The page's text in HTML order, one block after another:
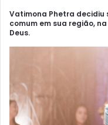
Vatimona Phetra decidiu
comum em sua região,
Deus.